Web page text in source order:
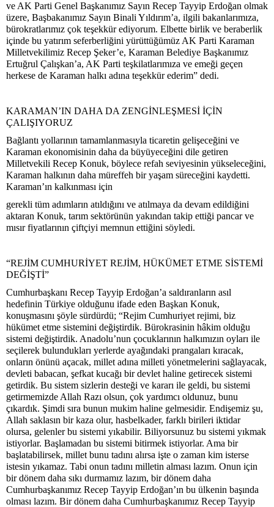
ve AK Parti Genel Başkanımız Sayın Recep Tayyip Erdoğan olmak
üzere, Başbakanımız Sayın Binali Yıldırım’a, ilgili bakanlarımıza,
bürokratlarımız çok teşekkür ediyorum. Elbette birlik ve beraberlik
içinde bu yatırım seferberliğini yürüttüğümüz AK Parti Karaman
Milletvekilimiz Recep Şeker’e, Karaman Belediye Başkanımız
Ertuğrul Çalışkan’a, AK Parti teşkilatlarımıza ve emeği geçen
herkese de Karaman halkı adına teşekkür ederim” dedi.
KARAMAN’IN DAHA DA ZENGİNLEŞMESİ İÇİN
ÇALIŞIYORUZ
Bağlantı yollarının tamamlanmasıyla ticaretin gelişeceğini ve
Karaman ekonomisinin daha da büyüyeceğini dile getiren
Milletvekili Recep Konuk, böylece refah seviyesinin yükseleceğini,
Karaman halkının daha müreffeh bir yaşam süreceğini kaydetti.
Karaman’ın kalkınması için
gerekli tüm adımların atıldığını ve atılmaya da devam edildiğini
aktaran Konuk, tarım sektörünün yakından takip ettiği pancar ve
mısır fiyatlarının çiftçiyi memnun ettiğini söyledi.
“REJİM CUMHURİYET REJİM, HÜKÜMET ETME SİSTEMİ
DEĞİŞTİ”
Cumhurbaşkanı Recep Tayyip Erdoğan’a saldıranların asıl
hedefinin Türkiye olduğunu ifade eden Başkan Konuk,
konuşmasını şöyle sürdürdü; “Rejim Cumhuriyet rejimi, biz
hükümet etme sistemini değiştirdik. Bürokrasinin hâkim olduğu
sistemi değiştirdik. Anadolu’nun çocuklarının halkımızın oyları ile
seçilerek bulundukları yerlerde ayağındaki prangaları kıracak,
onların önünü açacak, millet adına milleti yönetmelerini sağlayacak,
devleti babacan, şefkat kucağı bir devlet haline getirecek sistemi
getirdik. Bu sistem sizlerin desteği ve kararı ile geldi, bu sistemi
getirmemizde Allah Razı olsun, çok yardımcı oldunuz, bunu
çıkardık. Şimdi sıra bunun mukim haline gelmesidir. Endişemiz şu,
Allah saklasın bir kaza olur, hasbelkader, farklı birileri iktidar
olursa, gelenler bu sistemi yıkabilir. Biliyorsunuz bu sistemi yıkmak
istiyorlar. Başlamadan bu sistemi bitirmek istiyorlar. Ama bir
başlatabilirsek, millet bunu tadını alırsa işte o zaman kim isterse
istesin yıkamaz. Tabi onun tadını milletin alması lazım. Onun için
bir dönem daha sıkı durmamız lazım, bir dönem daha
Cumhurbaşkanımız Recep Tayyip Erdoğan’ın bu ülkenin başında
olması lazım. Bir dönem daha Cumhurbaşkanımız Recep Tayyip